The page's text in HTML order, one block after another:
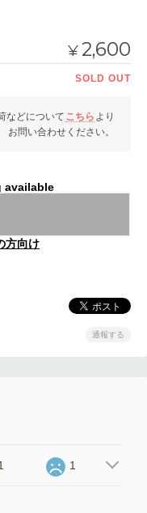
¥2,600
SOLD OUT
などについて こちら より
お問い合わせください。
available
方向け
通報する
1